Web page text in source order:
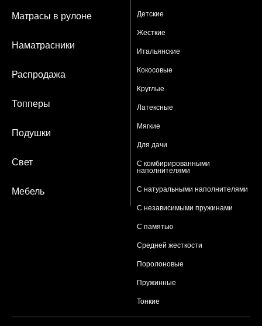
Детские
Жесткие
Итальянские
Кокосовые
Круглые
Латексные
Мягкие
Для дачи
С комбирированными
наполнителями
С натуральными наполнителями
С независимыми пружинами
С памятью
Средней жесткости
Поролоновые
Пружинные
Тонкие
Матрасы в рулоне
Наматрасники
Распродажа
Топперы
Подушки
Свет
Мебель